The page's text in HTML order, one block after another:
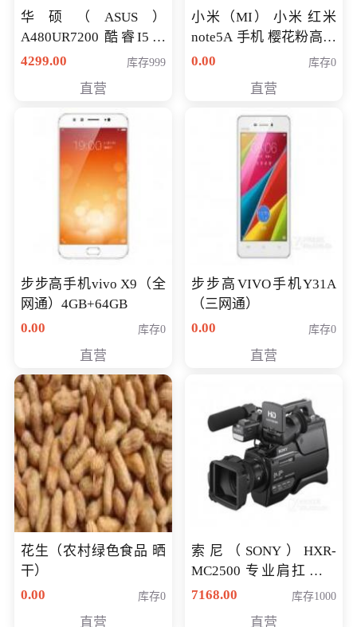
华硕（ASUS）
A480UR7200 酷睿I5超
薄学生办公游戏独显笔
NV930-2G独
4299.00 库存999
直营
小米（MI） 小米 红米
note5A 手机 樱花粉高配
版 全网通(3G+32G)
0.00 库存0
直营
步步高手机vivo X9（全
网通）4GB+64GB
0.00
库存0
直营
步步高VIVO手机Y31A
（三网通）
0.00
库存0
直营
花生（农村绿色食品 晒
干）
0.00
库存0
直营
索尼（SONY）HXR-
MC2500 专业肩扛式存
储卡全高清摄录一体机
7168.00 库存1000
直营